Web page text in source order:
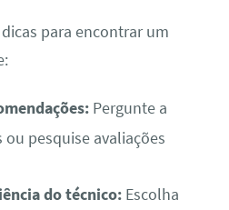
para encontrar um
Pergunte a
pesquise avaliações
do técnico:Escolha